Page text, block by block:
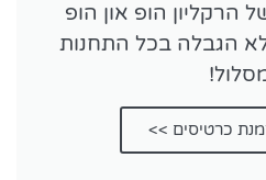
הרקליון הופ און הופ
הגבלה בכל התחנות
כרטיסים >>